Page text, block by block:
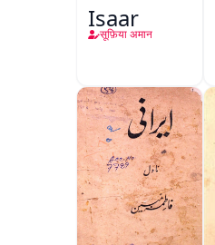
Isaar
सूफ़िया अमान